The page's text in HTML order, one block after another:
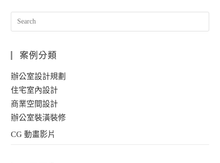
案例分類
辦公室設計規劃
住宅室內設計
商業空間設計
辦公室裝潢裝修
CG 動畫影片